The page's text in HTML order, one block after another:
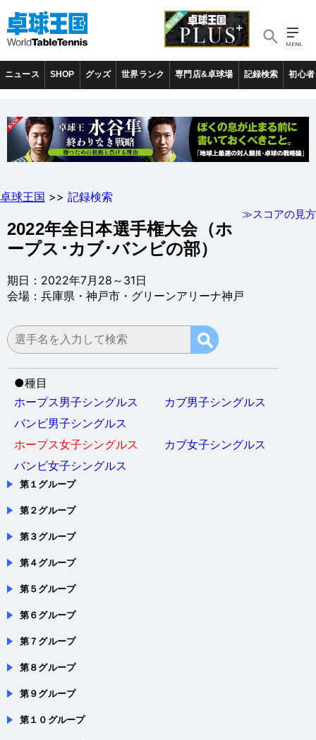
ニュース SHOP グッズ 世界ランク 専門店&卓球場 記録検索 初心者
卓球王国 >> 記録検索
≫スコアの見方
2022年全日本選手権大会（ホ
ープス･カブ･バンビの部）
期日：2022年7月28～31日
会場：兵庫県・神戸市・グリーンアリーナ神戸
●種目
ホープス男子シングルス
カブ男子シングルス
バンビ男子シングルス
ホープス女子シングルス
カブ女子シングルス
バンビ女子シングルス
第１グループ
第２グループ
第３グループ
第４グループ
第５グループ
第６グループ
第７グループ
第８グループ
第９グループ
第１０グループ